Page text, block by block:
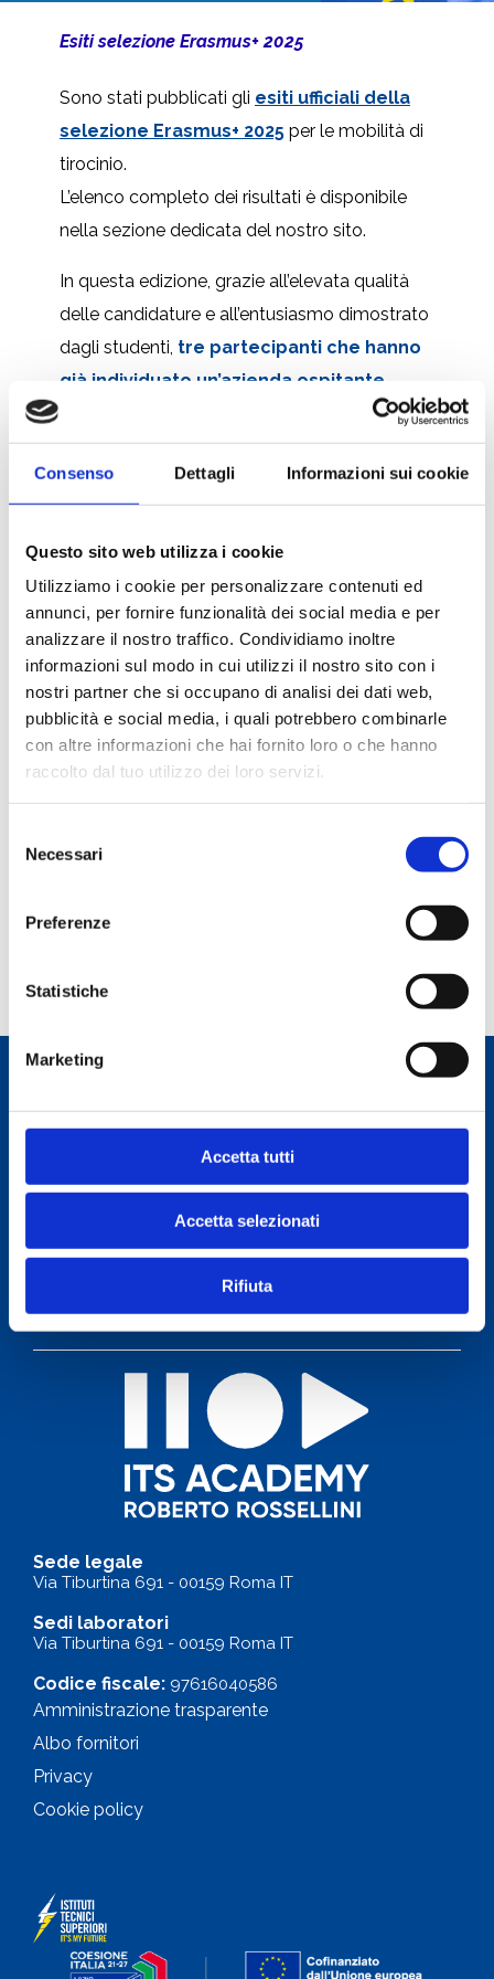
Consenso Dettagli Informazioni sui cookie
Questo sito web utilizza i cookie
Utilizziamo i cookie per personalizzare contenuti ed
annunci, per fornire funzionalità dei social media e per
analizzare il nostro traffico. Condividiamo inoltre
informazioni sul modo in cui utilizzi il nostro sito con i
nostri partner che si occupano di analisi dei dati web,
pubblicità e social media, i quali potrebbero combinarle
con altre informazioni che hai fornito loro o che hanno
raccolto dal tuo utilizzo dei loro servizi.
delNecessari
Preferenze
Statistiche
Marketing
Accetta tutti
Accetta selezionati
Rifiuta
Esiti selezione Erasmus+ 2025
Sono stati pubblicati gli esiti ufficiali della
selezione Erasmus+ 2025 per le mobilità di
tirocinio.
L’elenco completo dei risultati è disponibile
nella sezione dedicata del nostro sito.
In questa edizione, grazie all’elevata qualità
delle candidature e all’entusiasmo dimostrato
dagli studenti, tre partecipanti che hanno
già individuato un’azienda ospitante
risultano assegnatari della mobilità.
Tutti gli altri candidati sono stati dichiarati
idonei
, e potranno ottenere la borsauna
volta individuata un’azienda ospitante, fino
ad esaurimento dei fondi disponibili.
Invitiamo gli studenti interessati a consultare la
graduatoria e a proseguire con le procedure
necessarie per la finalizzazione della mobilità.
Per maggiori informazioni, contatta la
Segreteria Erasmusall’indirizzo:
erasmus@itsrossellini.it
Sede legale
Via Tiburtina 691 - 00159 Roma IT
Sedi laboratori
Via Tiburtina 691 - 00159 Roma IT
Codice fiscale: 97616040586
Amministrazione trasparente
Albo fornitori
Privacy
Cookie policy
06 5576493
06 86673860
Email:info@itsrossellini.it
FAQ